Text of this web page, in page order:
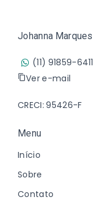
Johanna Marques
(11) 91859-6411
Ver e-mail
CRECI: 95426-F
Menu
Início
Sobre
Contato